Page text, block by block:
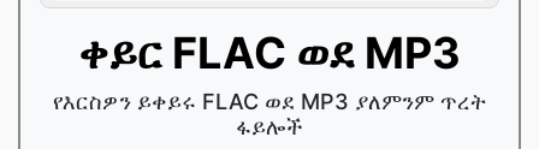
ቀይር FLAC ወደ MP3
የእርስዎን ይቀይሩ FLAC ወደ MP3 ያለምንም ጥረት
ፋይሎች